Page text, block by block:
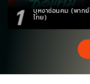
1 บุหงาซ่อนคม (พากย์
ไทย)